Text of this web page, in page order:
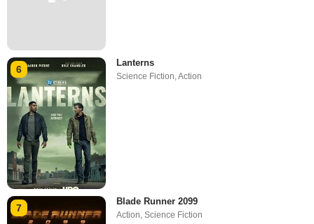
6
Lanterns
Science Fiction,Action
7
Blade Runner 2099
Action,Science Fiction